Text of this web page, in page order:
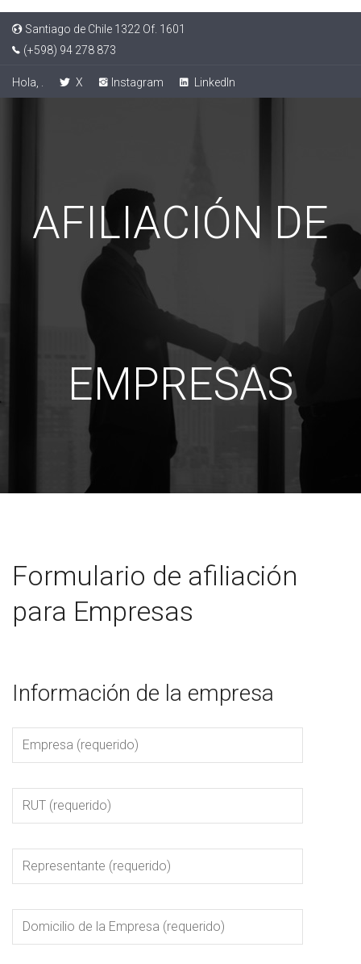
Santiago de Chile 1322 Of. 1601
(+598) 94 278 873
Hola, . X Instagram LinkedIn
AFILIACIÓN DE
EMPRESAS
Formulario de afiliación
para Empresas
Información de la empresa